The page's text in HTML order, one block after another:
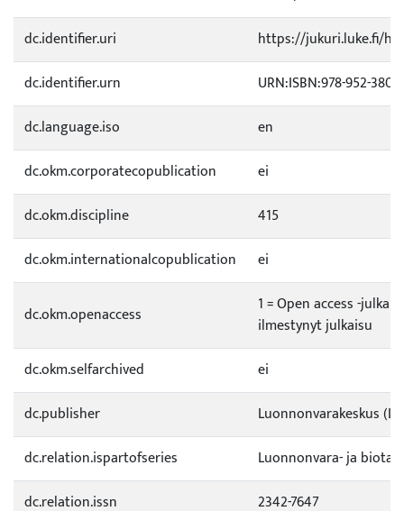
dc.identifier.uri
https://jukuri.luke.fi/
dc.identifier.urn
URN:ISBN:978-952-380-
dc.language.iso
en
dc.okm.corporatecopublication
ei
dc.okm.discipline
415
dc.okm.internationalcopublication
ei
dc.okm.openaccess
1 = Open access -
ilmestynyt julkaisu
dc.okm.selfarchived
ei
dc.publisher
Luonnonvarakeskus
dc.relation.ispartofseries
Luonnonvara- ja
dc.relation.issn
2342-7647